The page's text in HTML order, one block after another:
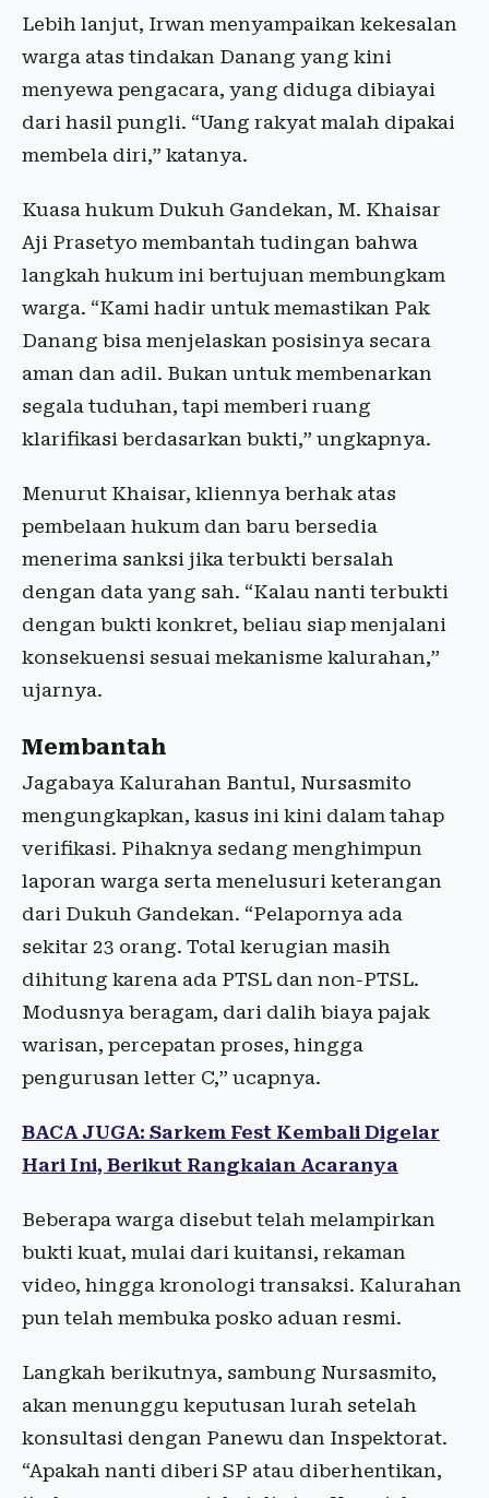
Lebih lanjut, Irwan menyampaikan kekesalan
warga atas tindakan Danang yang kini
menyewa pengacara, yang diduga dibiayai
dari hasil pungli. “Uang rakyat malah dipakai
membela diri,” katanya.
Kuasa hukum Dukuh Gandekan, M. Khaisar
Aji Prasetyo membantah tudingan bahwa
langkah hukum ini bertujuan membungkam
warga. “Kami hadir untuk memastikan Pak
Danang bisa menjelaskan posisinya secara
aman dan adil. Bukan untuk membenarkan
segala tuduhan, tapi memberi ruang
klarifikasi berdasarkan bukti,” ungkapnya.
Menurut Khaisar, kliennya berhak atas
pembelaan hukum dan baru bersedia
menerima sanksi jika terbukti bersalah
dengan data yang sah. “Kalau nanti terbukti
dengan bukti konkret, beliau siap menjalani
konsekuensi sesuai mekanisme kalurahan,”
ujarnya.
Membantah
Jagabaya Kalurahan Bantul, Nursasmito
mengungkapkan, kasus ini kini dalam tahap
verifikasi. Pihaknya sedang menghimpun
laporan warga serta menelusuri keterangan
dari Dukuh Gandekan. “Pelapornya ada
sekitar 23 orang. Total kerugian masih
dihitung karena ada PTSL dan non-PTSL.
Modusnya beragam, dari dalih biaya pajak
warisan, percepatan proses, hingga
pengurusan letter C,” ucapnya.
BACA JUGA: Sarkem Fest Kembali Digelar
Hari Ini, Berikut Rangkaian Acaranya
Beberapa warga disebut telah melampirkan
bukti kuat, mulai dari kuitansi, rekaman
video, hingga kronologi transaksi. Kalurahan
pun telah membuka posko aduan resmi.
Langkah berikutnya, sambung Nursasmito,
akan menunggu keputusan lurah setelah
konsultasi dengan Panewu dan Inspektorat.
“Apakah nanti diberi SP atau diberhentikan,